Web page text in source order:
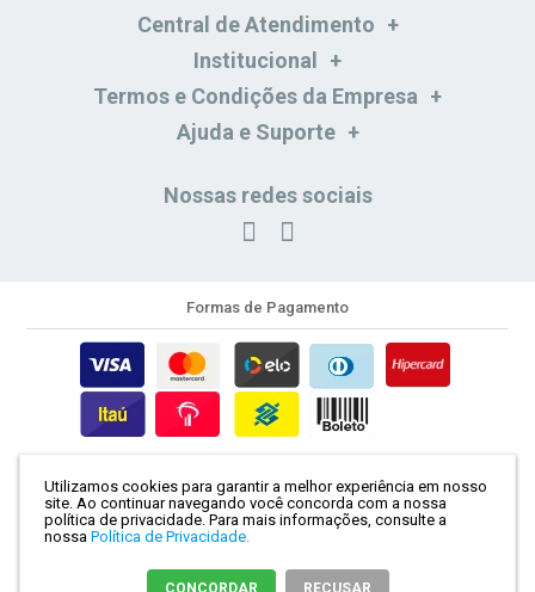
Utilizamos cookies para garantir a melhor experiência em nosso
site. Ao continuar navegando você concorda com a nossa
política de privacidade. Para mais informações, consulte a
nossa Política de Privacidade.
CONCORDAR RECUSAR
Central de Atendimento
Institucional
Termos e Condições da Empresa
Ajuda e Suporte
Nossas redes sociais
Formas de Pagamento
Segurança e Certificação